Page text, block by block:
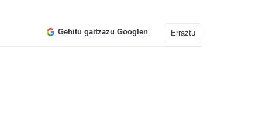
Gehitu gaitzazu Googlen Erraztu